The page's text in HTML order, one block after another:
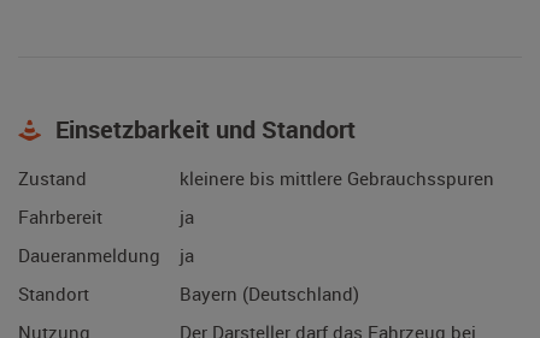
Einsetzbarkeit und Standort
Zustand
kleinere bis mittlere Gebrauchsspuren
Fahrbereit
ja
Daueranmeldung
ja
Standort
Bayern (Deutschland)
Nutzung
Der Darsteller darf das Fahrzeug bei